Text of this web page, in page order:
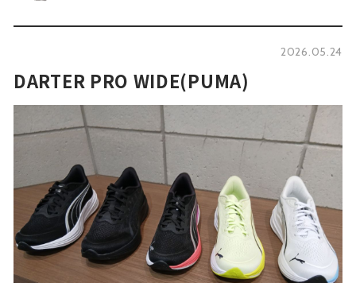
2026.05.24
DARTER PRO WIDE(PUMA)